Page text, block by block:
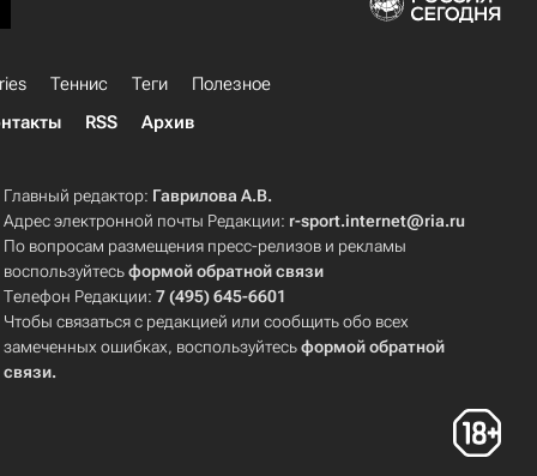
Теннис Теги
Полезное
RSS Архив
Главный редактор: Гаврилова А.В.
Адрес электронной почты Редакции: r-sport.internet@ria.ru
По вопросам размещения пресс-релизов и рекламы
воспользуйтесьформой обратной связи
Телефон Редакции:7 (495) 645-6601
Чтобы связаться с редакцией или сообщить обо всех
замеченных ошибках, воспользуйтесьформой обратной
связи.